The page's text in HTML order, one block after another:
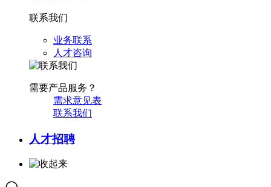
联系我们
业务联系
人才咨询
需要产品服务？
需求意见表
联系我们
人才招聘